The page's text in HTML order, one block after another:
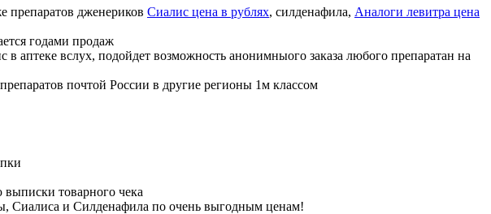
препаратов дженериков Сиалис цена в рублях, силденафила, Аналоги левитра цена
годами продаж
аптеке вслух, подойдет возможность анонимныого заказа любого препаратан на
почтой России в другие регионы 1м классом
товарного чека
Сиалиса и Силденафила по очень выгодным ценам!